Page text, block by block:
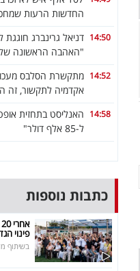
החדשות הרעות
14:50 דניאל גרינברג חוגגת
"האהבה הראשונה
14:52 מתקשרת הסלבס
אקדמיה לתקשור, זה
14:58 האנליסט בתחזית
ל-85 אלף דולר"
כתבות נוספות
פינוי
בשיתוף